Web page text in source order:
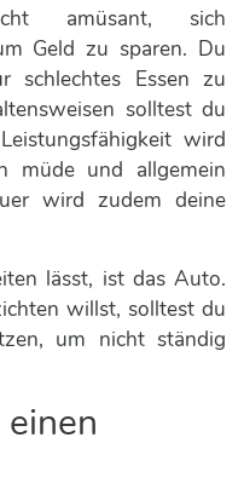
amüsant, sich
Geld zu sparen. Du
schlechtes Essen zu
solltest du
wird
müde und allgemein
wird zudem deine
lässt, ist das Auto.
willst, solltest du
um nicht ständig